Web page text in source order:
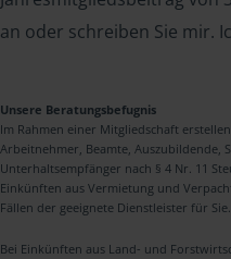
an oder schreiben Sie mir.
Unsere Beratungsbefugnis
Im Rahmen einer Mitgliedschaft
Arbeitnehmer, Beamte, Auszubildende,
Unterhaltsempfänger nach § 4 Nr. 11
Einkünften aus Vermietung und
Fällen der geeignete Dienstleister für Sie.
Bei Einkünften aus Land- und